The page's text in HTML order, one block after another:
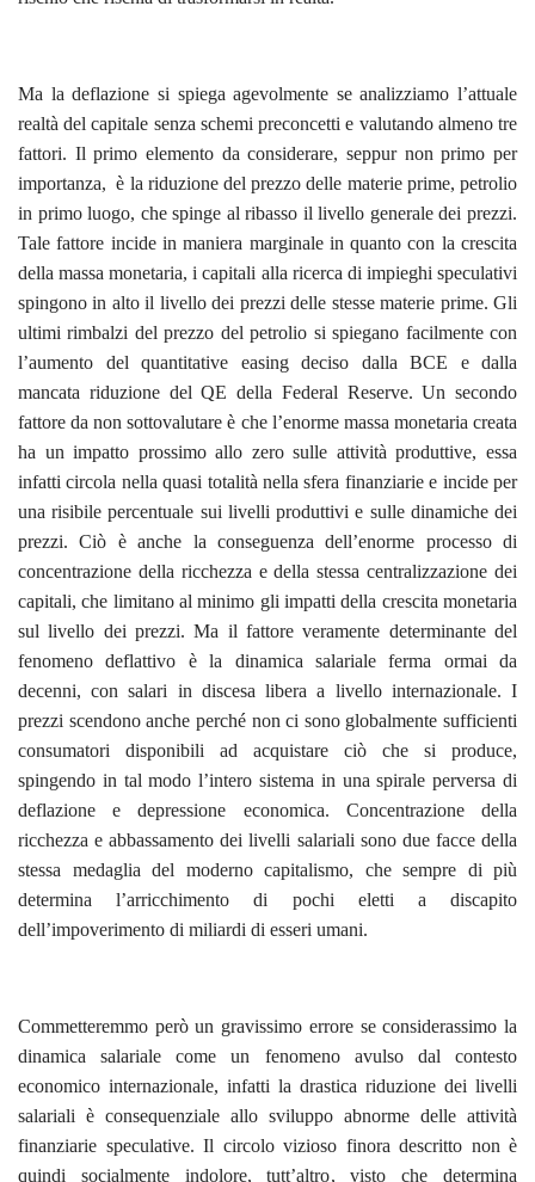
Ma la deflazione si spiega agevolmente se analizziamo l’attuale
realtà del capitale senza schemi preconcetti e valutando almeno tre
fattori. Il primo elemento da considerare, seppur non primo per
importanza, è la riduzione del prezzo delle materie prime, petrolio
in primo luogo, che spinge al ribasso il livello generale dei prezzi.
Tale fattore incide in maniera marginale in quanto con la crescita
della massa monetaria, i capitali alla ricerca di impieghi speculativi
spingono in alto il livello dei prezzi delle stesse materie prime. Gli
ultimi rimbalzi del prezzo del petrolio si spiegano facilmente con
l’aumento del quantitative easing deciso dalla BCE e dalla
mancata riduzione del QE della Federal Reserve. Un secondo
fattore da non sottovalutare è che l’enorme massa monetaria creata
ha un impatto prossimo allo zero sulle attività produttive, essa
infatti circola nella quasi totalità nella sfera finanziarie e incide per
una risibile percentuale sui livelli produttivi e sulle dinamiche dei
prezzi. Ciò è anche la conseguenza dell’enorme processo di
concentrazione della ricchezza e della stessa centralizzazione dei
capitali, che limitano al minimo gli impatti della crescita monetaria
sul livello dei prezzi. Ma il fattore veramente determinante del
fenomeno deflattivo è la dinamica salariale ferma ormai da
decenni, con salari in discesa libera a livello internazionale. I
prezzi scendono anche perché non ci sono globalmente sufficienti
consumatori disponibili ad acquistare ciò che si produce,
spingendo in tal modo l’intero sistema in una spirale perversa di
deflazione e depressione economica. Concentrazione della
ricchezza e abbassamento dei livelli salariali sono due facce della
stessa medaglia del moderno capitalismo, che sempre di più
determina l’arricchimento di pochi eletti a discapito
dell’impoverimento di miliardi di esseri umani.
Commetteremmo però un gravissimo errore se considerassimo la
dinamica salariale come un fenomeno avulso dal contesto
economico internazionale, infatti la drastica riduzione dei livelli
salariali è consequenziale allo sviluppo abnorme delle attività
finanziarie speculative. Il circolo vizioso finora descritto non è
quindi socialmente indolore, tutt’altro, visto che determina